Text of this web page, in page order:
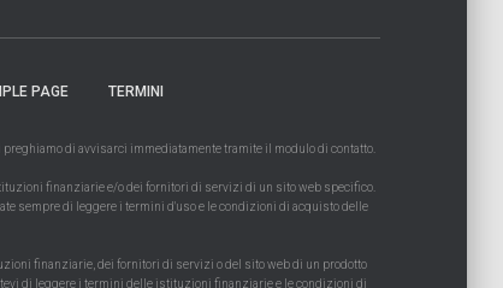
PAGE TERMINI
di avvisarci immediatamente tramite il modulo di contatto.
finanziarie e/o dei fornitori di servizi di un sito web specifico.
sempre di leggere i termini d'uso e le condizioni di acquisto delle
finanziarie, dei fornitori di servizi o del sito web di un prodotto
di leggere i termini delle istituzioni finanziarie e le condizioni di